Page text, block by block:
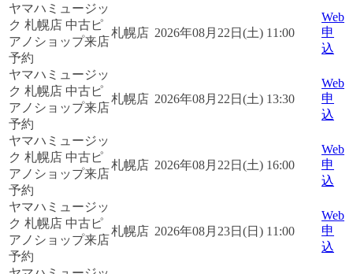
ヤマハミュージッ
ク 札幌店 中古ピ
アノショップ来店
予約
札幌店 2026年08月22日(土) 11:00
Web
申
込
ヤマハミュージッ
ク 札幌店 中古ピ
アノショップ来店
予約
札幌店 2026年08月22日(土) 13:30
Web
申
込
ヤマハミュージッ
ク 札幌店 中古ピ
アノショップ来店
予約
札幌店 2026年08月22日(土) 16:00
Web
申
込
ヤマハミュージッ
ク 札幌店 中古ピ
アノショップ来店
予約
札幌店 2026年08月23日(日) 11:00
Web
申
込